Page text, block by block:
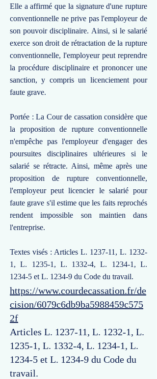
Elle a affirmé que la signature d'une rupture
conventionnelle ne prive pas l'employeur de
son pouvoir disciplinaire. Ainsi, si le salarié
exerce son droit de rétractation de la rupture
conventionnelle, l'employeur peut reprendre
la procédure disciplinaire et prononcer une
sanction, y compris un licenciement pour
faute grave.
Portée : La Cour de cassation considère que
la proposition de rupture conventionnelle
n'empêche pas l'employeur d'engager des
poursuites disciplinaires ultérieures si le
salarié se rétracte. Ainsi, même après une
proposition de rupture conventionnelle,
l'employeur peut licencier le salarié pour
faute grave s'il estime que les faits reprochés
rendent impossible son maintien dans
l'entreprise.
Textes visés : Articles L. 1237-11, L. 1232-
1, L. 1235-1, L. 1332-4, L. 1234-1, L.
1234-5 et L. 1234-9 du Code du travail.
https://www.courdecassation.fr/de
cision/6079c6db9ba5988459c575
2f
Articles L. 1237-11, L. 1232-1, L.
1235-1, L. 1332-4, L. 1234-1, L.
1234-5 et L. 1234-9 du Code du
travail.